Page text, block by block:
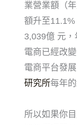
業營業額（
額升至
3,039億 元
電商已經改
電商平台發
研究所每年
所以如果你